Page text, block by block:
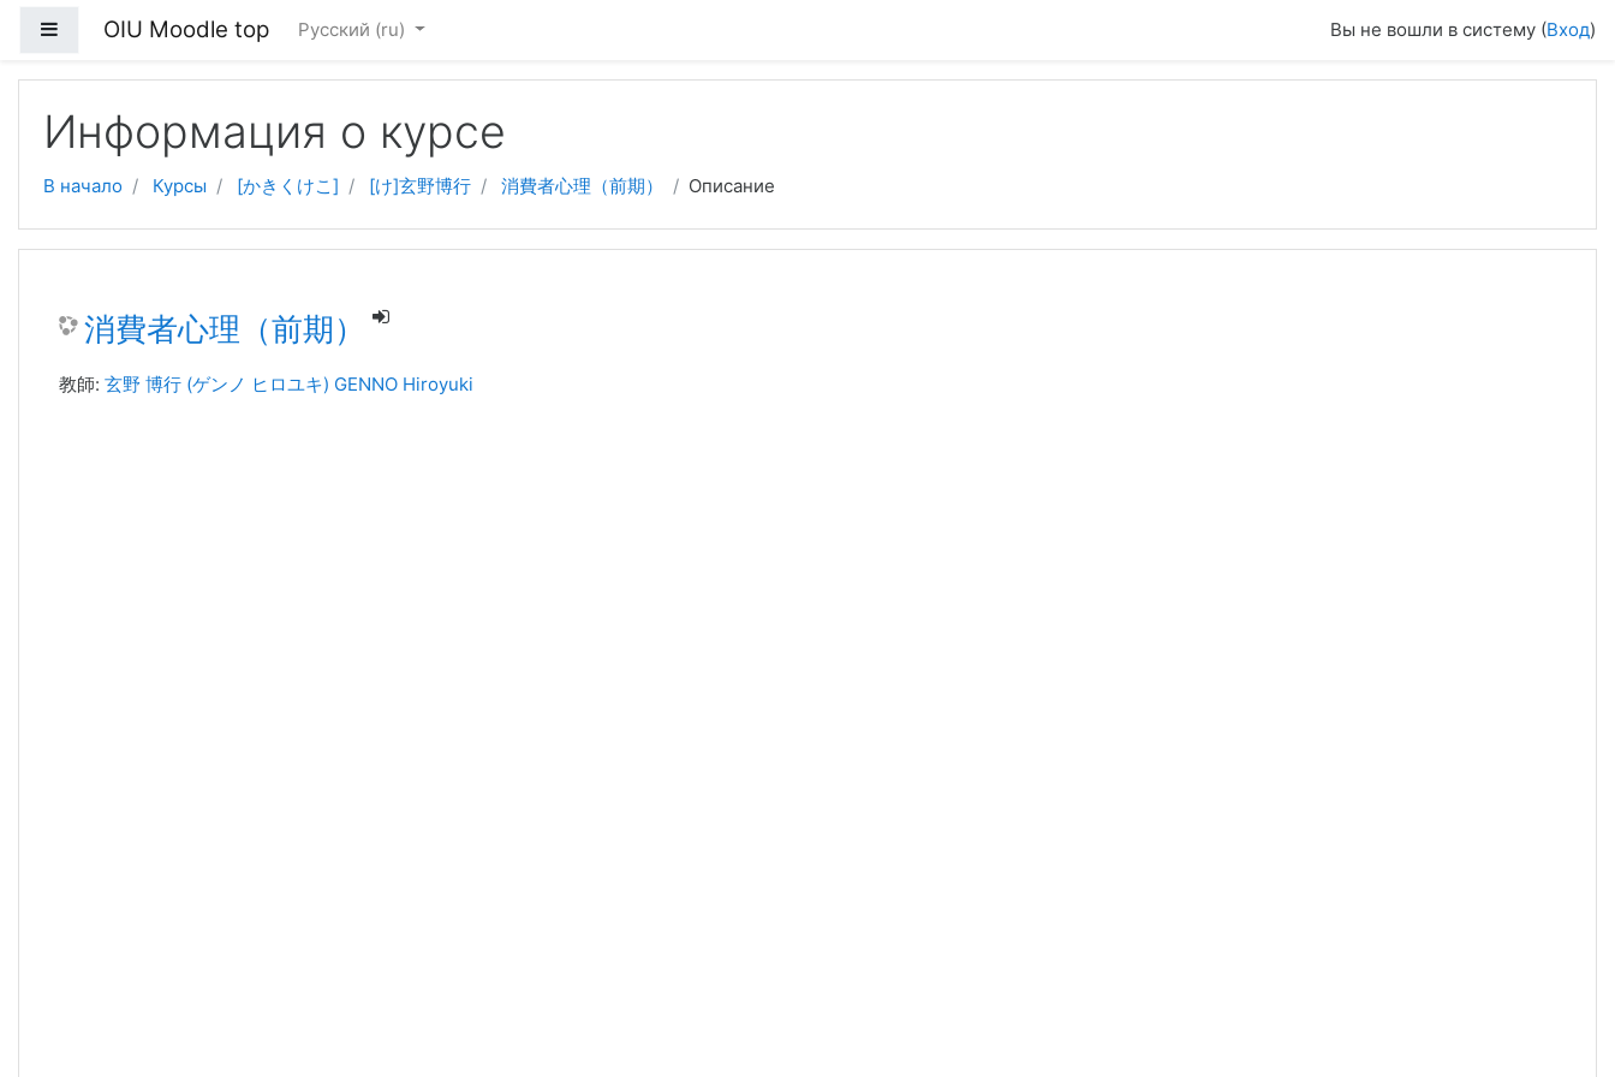
Боковая панель
OIU Moodle top Русский ‎(ru)‎ Вы не вошли в систему (Вход)
Информация о курсе
В начало Курсы [かきくけこ] [け]玄野博行 消費者心理（前期） Описание
消費者心理（前期）
教師: 玄野 博行 (ゲンノ ヒロユキ) GENNO Hiroyuki